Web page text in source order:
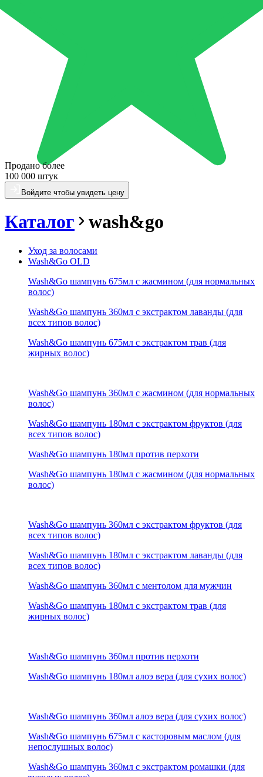
Продано более
100 000 штук
Войдите чтобы увидеть цену
Каталог wash&go
Уход за волосами
Wash&Go OLD
Wash&Go шампунь 675мл с жасмином (для нормальных
волос)
Wash&Go шампунь 360мл с экстрактом лаванды (для
всех типов волос)
Wash&Go шампунь 675мл с экстрактом трав (для
жирных волос)
Wash&Go шампунь 360мл с жасмином (для нормальных
волос)
Wash&Go шампунь 180мл с экстрактом фруктов (для
всех типов волос)
Wash&Go шампунь 180мл против перхоти
Wash&Go шампунь 180мл с жасмином (для нормальных
волос)
Wash&Go шампунь 360мл с экстрактом фруктов (для
всех типов волос)
Wash&Go шампунь 180мл с экстрактом лаванды (для
всех типов волос)
Wash&Go шампунь 360мл с ментолом для мужчин
Wash&Go шампунь 180мл с экстрактом трав (для
жирных волос)
Wash&Go шампунь 360мл против перхоти
Wash&Go шампунь 180мл алоэ вера (для сухих волос)
Wash&Go шампунь 360мл алоэ вера (для сухих волос)
Wash&Go шампунь 675мл с касторовым маслом (для
непослушных волос)
Wash&Go шампунь 360мл с экстрактом ромашки (для